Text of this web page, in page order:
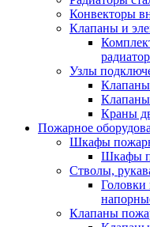
Конвекторы
Клапаны и
Узлы
Клапаны
Краны
Пожарное
Шкафы
Шкафы
Стволы,
Головки
Клапаны